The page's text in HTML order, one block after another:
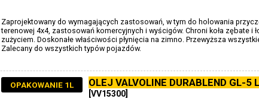
Zaprojektowany do wymagających zastosowań, w tym do holowania
terenowej 4x4, zastosowań komercyjnych i wyścigów. Chroni koła zębate i
zużyciem. Doskonałe właściwości płynięcia na zimno. Przewyższa
Zalecany do wszystkich typów pojazdów.
OLEJ VALVOLINE DURABLEND GL-5
OPAKOWANIE 1L
[VV15300]